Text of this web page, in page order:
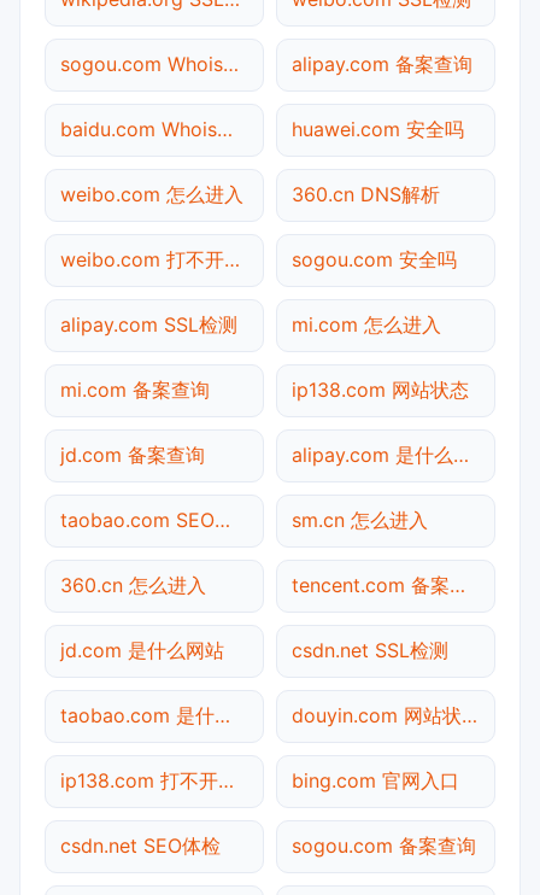
sogou.com Whois查询 alipay.com 备案查询
baidu.com Whois查询 huawei.com 安全吗
weibo.com 怎么进入 360.cn DNS解析
weibo.com 打不开检测 sogou.com 安全吗
alipay.com SSL检测 mi.com 怎么进入
mi.com 备案查询 ip138.com 网站状态
jd.com 备案查询 alipay.com 是什么网站
taobao.com SEO体检 sm.cn 怎么进入
360.cn 怎么进入 tencent.com 备案查询
jd.com 是什么网站 csdn.net SSL检测
taobao.com 是什么网站 douyin.com 网站状态
ip138.com 打不开检测 bing.com 官网入口
csdn.net SEO体检 sogou.com 备案查询